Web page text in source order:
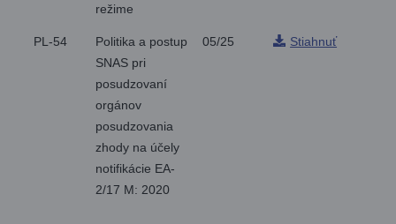
režime
PL-54
Politika a postup
SNAS pri
posudzovaní
orgánov
posudzovania
zhody na účely
notifikácie EA-
2/17 M: 2020
05/25 Stiahnuť